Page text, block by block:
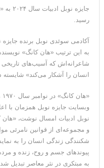
ناو هواپیمابر
بهبود یافته است
دیپلمات حکومتی: ترامپ
ترامپ: این آخرین فرصت
بیایند
حمله احتمالی آمریکا چه
شمال غرب ایران
رسید.
به این ترتیب «هان کانگ»
شاعرانه‌اش که آسیب‌های
انسان را آشکار می‌کند»
وبسایت جایزه نوبل همزمان با
نوبل ادبیات امسال نوشت،‌ «هان
و مجموعه‌ای از قوانین نامرئی
شکنندگی زندگی انسان را به
پیوندهای جسم و روح، زنده و
به مبتکری در نثر معاصر تبدیل